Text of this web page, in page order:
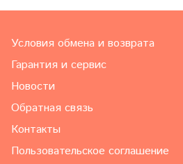
Условия обмена и возврата
Гарантия и сервис
Новости
Обратная связь
Контакты
Пользовательское соглашение